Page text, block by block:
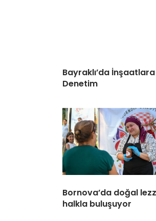
Bayraklı’da İnşaatlara
Denetim
Bornova’da doğal
halkla buluşuyor